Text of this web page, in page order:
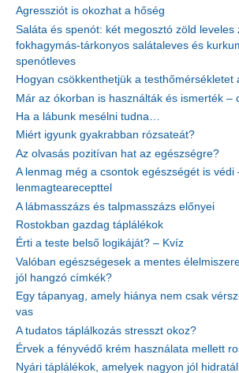
Agressziót is okozhat a hőség
Saláta és spenót: két megosztó zöld leveles
fokhagymás-tárkonyos salátaleves és
spenótleves
Hogyan csökkenthetjük a testhőmérsékletet
Már az ókorban is használták és ismerték –
Ha a lábunk mesélni tudna…
Miért igyunk gyakrabban rózsateát?
Az olvasás pozitívan hat az egészségre?
A lenmag még a csontok egészségét is
lenmagtearecepttel
A lábmasszázs és talpmasszázs előnyei
Rostokban gazdag táplálékok
Érti a teste belső logikáját? – Kvíz
Valóban egészségesek a mentes
jól hangzó címkék?
Egy tápanyag, amely hiánya nem csak
vas
A tudatos táplálkozás stresszt okoz?
Érvek a fényvédő krém használata mellett
Nyári táplálékok, amelyek nagyon jól